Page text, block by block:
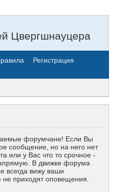
Цвергшнауцера
Регистрация
форумчане! Если Вы
сообщение, но на него нет
или у Вас что то срочное -
В движке форума
всегда вижу ваши
приходят оповещения.